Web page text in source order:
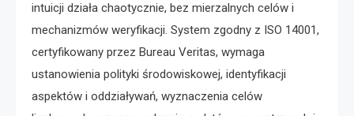
intuicji działa chaotycznie, bez mierzalnych celów i
mechanizmów weryfikacji. System zgodny z ISO 14001,
certyfikowany przez Bureau Veritas, wymaga
ustanowienia polityki środowiskowej, identyfikacji
aspektów i oddziaływań, wyznaczenia celów